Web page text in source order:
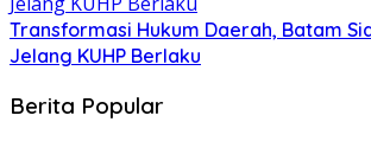
Transformasi Hukum Daerah, Batam
Jelang KUHP Berlaku
Berita Popular